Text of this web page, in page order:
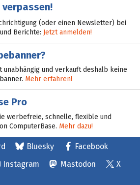
verpassen!
(oder einen Newsletter) bei
Berichte: Jetzt anmelden!
unabhängig und verkauft deshalb keine
Mehr erfahren!
Pro
werbefreie, schnelle, flexible und
ComputerBase. Mehr dazu!
Bluesky
Facebook
Instagram Mastodon
X